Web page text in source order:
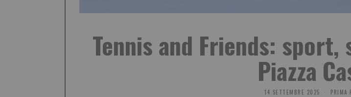
Tennis and Friends:
Piazza
14 SETTEMBRE 2025 PRIMA